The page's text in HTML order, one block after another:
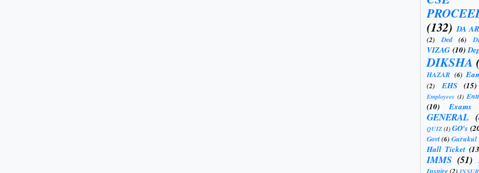
(132) DA
(2) Ded (6)
VIZAG (10)
DIKSHA
HAZAR (6)
(2) EHS (15)
Employees (1)
(10) Exams
GENERAL
QUIZ (1) GO's
Govt(6)Gurukul
Hall Ticket
IMMS (51)